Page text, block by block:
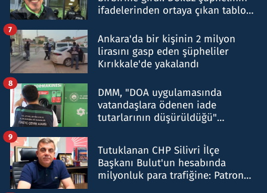
ifadelerinden ortaya çıkan tablo
Ankara'da bir kişinin 2 milyon
lirasını gasp eden şüpheliler
Kırıkkale'de yakalandı
7
DMM, "DOA uygulamasında
vatandaşlara ödenen iade
tutarlarının düşürüldüğü"
8
Tutuklanan CHP Silivri İlçe
Başkanı Bulut'un hesabında
milyonluk para trafiğine: Patron
9